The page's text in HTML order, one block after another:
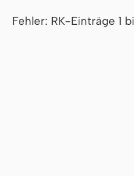
Fehler: RK-Einträge 1